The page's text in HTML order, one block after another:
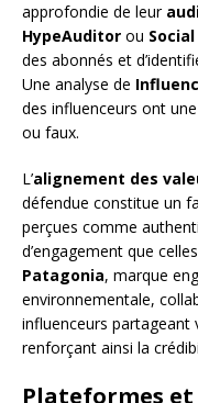
approfondie de leur
HypeAuditor ou
des abonnés et
Une analyse de
des influenceurs ont
ou faux.
L’alignement des
défendue constitue un
perçues comme
d’engagement que
Patagonia, marque
environnementale,
influenceurs partageant
renforçant ainsi la
Plateformes